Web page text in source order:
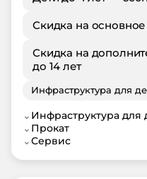
Скидка на
Скидка на
до 14 лет
Инфраструктура для
⌄ Инфраструктура для
⌄ Прокат
⌄Сервис